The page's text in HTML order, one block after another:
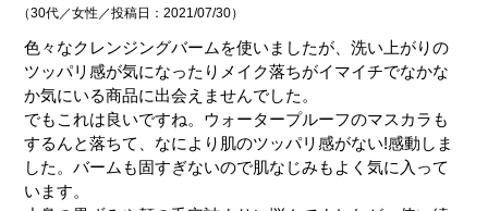
（30代／女性／投稿日：2021/07/30）
色々なクレンジングバームを使いましたが、洗い上がりの
ツッパリ感が気になったりメイク落ちがイマイチでなかな
か気にいる商品に出会えませんでした。
でもこれは良いですね。ウォータープルーフのマスカラも
するんと落ちて、なにより肌のツッパリ感がない!感動しま
した。バームも固すぎないので肌なじみもよく気に入って
います。